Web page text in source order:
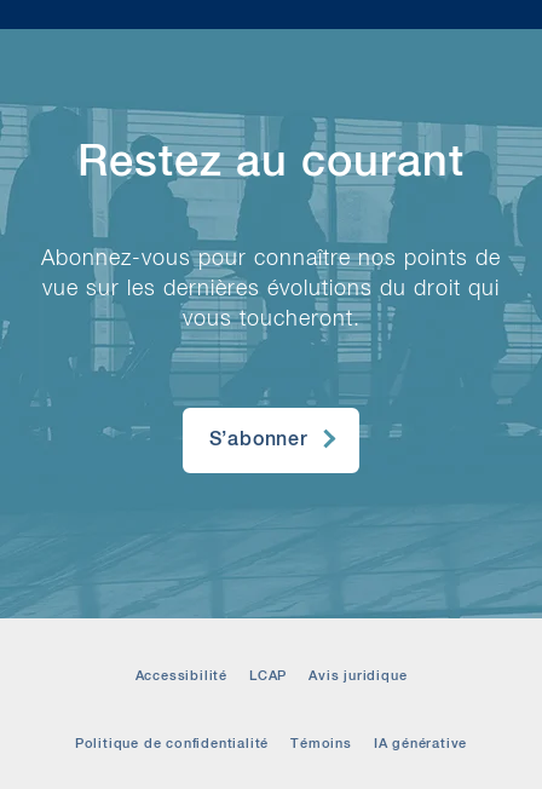
Restez au courant
Abonnez-vous pour connaître nos points de
vue sur les dernières évolutions du droit qui
vous toucheront.
S’abonner
Accessibilité LCAP Avis juridique
Politique de confidentialité Témoins IA générative